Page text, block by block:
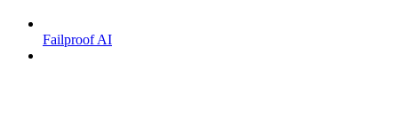
Failproof AI